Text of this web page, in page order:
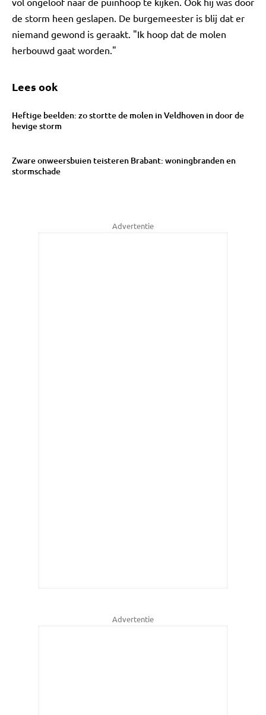
de storm heen geslapen. De burgemeester is blij dat er
niemand gewond is geraakt. "Ik hoop dat de molen
herbouwd gaat worden."
Lees ook
Heftige beelden: zo stortte de molen in Veldhoven in door de
hevige storm
Zware onweersbuien teisteren Brabant: woningbranden en
stormschade
Advertentie
Advertentie